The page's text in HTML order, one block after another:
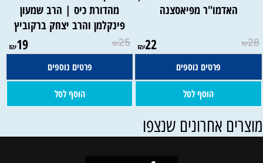
האדמו"ר מפיאסצנה
₪28
₪22
פרטים נוספים
הוסף לסל
מהדורת כיס | הרב שמעון
פינקלמן והרב יצחק ברקוביץ
₪25
₪19
פרטים נוספים
הוסף לסל
אחרונים שנצפו